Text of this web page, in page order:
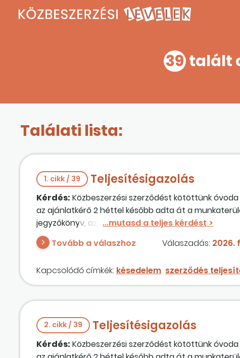
39 talált
Találati lista:
1. cikk / 39 Teljesítésigazolás
Kérdés: Közbeszerzési szerződést kötöttünk
az ajánlatkérő 2 héttel később adta át a
jegyzőkönyv, az ajánlatkérő is aláírta. Most a
fizessünk késedelmi kötbért. Mi ezt vitatjuk,
ajánlatban vállaltunk. Mi a jogi helyzet ilyen
Tovább a válaszhoz Válaszadás: 2026.
Kapcsolódó címkék: késedelem szerződés
2. cikk / 39 Teljesítésigazolás
Kérdés: Közbeszerzési szerződést kötöttünk